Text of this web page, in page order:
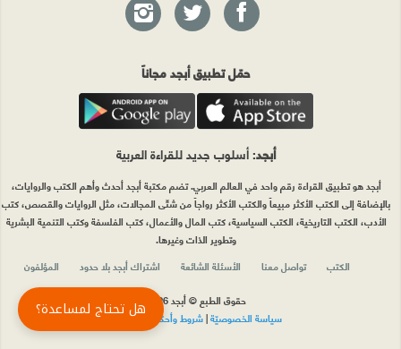
حمّل تطبيق أبجد مجاناً
أبجد: أسلوب جديد للقراءة العربية
أبجد هو تطبيق القراءة رقم واحد في العالم العربي. تضم مكتبة أبجد أحدث وأهم الكتب والروايات،
بالإضافة إلى الكتب الأكثر مبيعاً والكتب الأكثر رواجاً من شتّى المجالات، مثل الروايات والقصص، كتب
الأدب، الكتب التاريخية، الكتب السياسية، كتب المال والأعمال، كتب الفلسفة وكتب التنمية البشرية
وتطوير الذات وغيرها.
الكتب
تواصل معنا الأسئلة الشائعة اشتراك أبجد بلا حدود
المؤلفون
حقوق الطبع © أبجد 2026
سياسة الخصوصيّة|شروط وأحكام الاستخدامهل تحتاج لمساعدة؟